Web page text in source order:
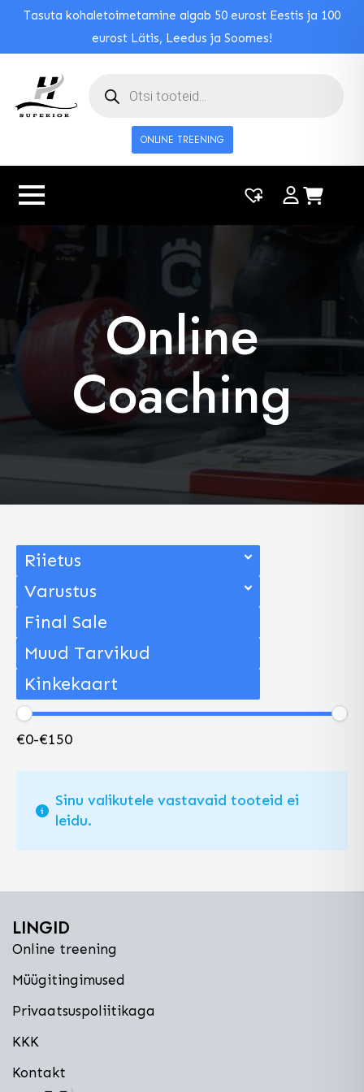
Tasuta kohaletoimetamine algab 50 eurost Eestis ja 100
eurost Lätis, Leedus ja Soomes!
otsing
ONLINE TREENING
Online
Coaching
Riietus
Varustus
Final Sale
Muud Tarvikud
Kinkekaart
€0-€150
Sinu valikutele vastavaid tooteid ei
leidu.
LINGID
Online treening
Müügitingimused
Privaatsuspoliitikaga
KKK
Kontakt